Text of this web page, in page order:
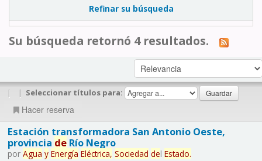
Refinar su búsqueda
Su búsqueda retornó 4 resultados.
| | Seleccionar títulos para:
Hacer reserva
Estación transformadora San Antonio Oeste,
provincia deRío Negro
por Agua y Energía Eléctrica, Sociedad del Estado.